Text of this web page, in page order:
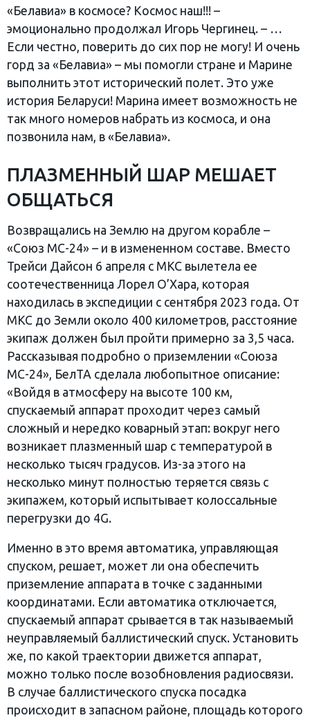
«Белавиа» в космосе? Космос наш!!! –
эмоционально продолжал Игорь Чергинец. – …
Если честно, поверить до сих пор не могу! И очень
горд за «Белавиа» – мы помогли стране и Марине
выполнить этот исторический полет. Это уже
история Беларуси! Марина имеет возможность не
так много номеров набрать из космоса, и она
позвонила нам, в «Белавиа».
ПЛАЗМЕННЫЙ ШАР МЕШАЕТ
ОБЩАТЬСЯ
Возвращались на Землю на другом корабле –
«Союз МС-24» – и в измененном составе. Вместо
Трейси Дайсон 6 апреля с МКС вылетела ее
соотечественница Лорел О’Хара, которая
находилась в экспедиции с сентября 2023 года. От
МКС до Земли около 400 километров, расстояние
экипаж должен был пройти примерно за 3,5 часа.
Рассказывая подробно о приземлении «Союза
МС-24», БелТА сделала любопытное описание:
«Войдя в атмосферу на высоте 100 км,
спускаемый аппарат проходит через самый
сложный и нередко коварный этап: вокруг него
возникает плазменный шар с температурой в
несколько тысяч градусов. Из-за этого на
несколько минут полностью теряется связь с
экипажем, который испытывает колоссальные
перегрузки до 4G.
Именно в это время автоматика, управляющая
спуском, решает, может ли она обеспечить
приземление аппарата в точке с заданными
координатами. Если автоматика отключается,
спускаемый аппарат срывается в так называемый
неуправляемый баллистический спуск. Установить
же, по какой траектории движется аппарат,
можно только после возобновления радиосвязи.
В случае баллистического спуска посадка
происходит в запасном районе, площадь которого